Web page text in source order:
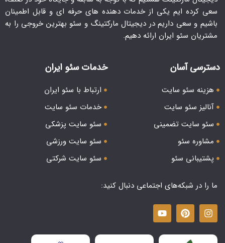
سعی کرده ایم یکی از خدمات دهنده های حرفه ای و قابل اطمینان
باشیم و سعی داریم در دیجیتال مارکتینگ و سئو بهترین خروجی را به
مشتریان سئو ایران ارائه دهیم.
دسترسی آسان
هزینه سئو سایت
آنالیز سئو سایت
سئو سایت تضمینی
مشاوره سئو
پشتیبانی سئو
خدمات سئو ایران
ارتباط با سئو ایران
خدمات سئو سایت
سئو سایت پزشکی
سئو سایت ورزشی
سئو سایت شرکتی
ما را در شبکه‌های اجتماعی دنبال کنید: